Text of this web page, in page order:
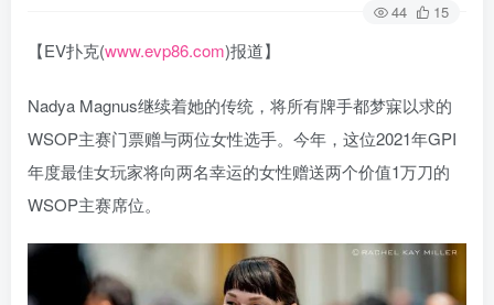
44 15
【EV扑克(www.evp86.com)报道】
Nadya Magnus继续着她的传统，将所有牌手都梦寐以求的
WSOP主赛门票赠与两位女性选手。今年，这位2021年GPI
年度最佳女玩家将向两名幸运的女性赠送两个价值1万刀的
WSOP主赛席位。